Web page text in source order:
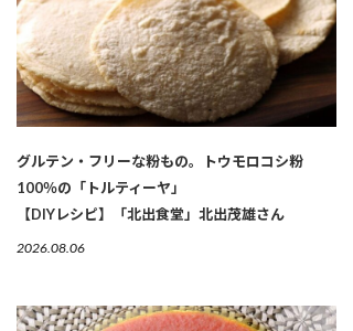
グルテン・フリーな粉もの。トウモロコシ粉
100％の「トルティーヤ」
【DIYレシピ】「北出食堂」北出茂雄さん
2026.08.06